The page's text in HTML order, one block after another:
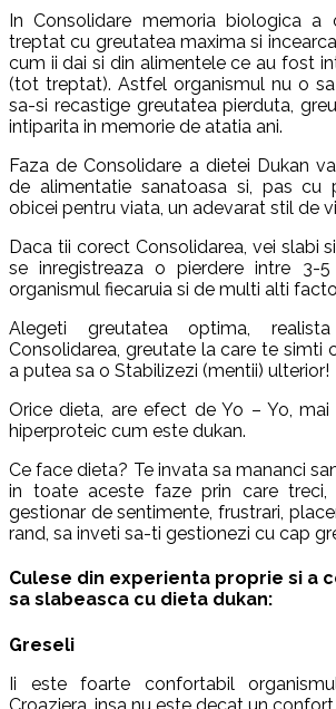
In Consolidare memoria biologica a
treptat cu greutatea maxima si
cum ii dai si din alimentele ce au fost
(tot treptat). Astfel organismul nu o
sa-si recastige greutatea pierduta,
intiparita in memorie de atatia ani.
Faza de Consolidare a dietei Dukan
de alimentatie sanatoasa si, pas cu
obicei pentru viata, un adevarat stil de
Daca tii corect Consolidarea, vei slabi
se inregistreaza o pierdere intre 3-
organismul fiecaruia si de multi alti
Alegeti greutatea optima,
Consolidarea, greutate la care te simti
a putea sa o Stabilizezi (mentii) ulterior!
Orice dieta, are efect de Yo – Yo,
hiperproteic cum este dukan.
Ce face dieta? Te invata sa mananci
in toate aceste faze prin care
gestionar de sentimente, frustrari,
rand, sa inveti sa-ti gestionezi cu cap
Culese din experienta proprie si a
sa slabeasca cu dieta dukan:
Greseli
Ii este foarte confortabil